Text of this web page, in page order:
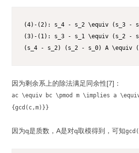
(4)-(2): s_4 - s_2 \equiv (s_3 -
(3)-(1): s_3 - s_1 \equiv (s_2 -
(s_4 - s_2) (s_2 - s_0) A \equiv
因为剩余系上的除法满足同余性[7]：
ac \equiv bc \pmod m \implies a
{gcd(c,m)}}
因为q是质数，A是对q取模得到，可知